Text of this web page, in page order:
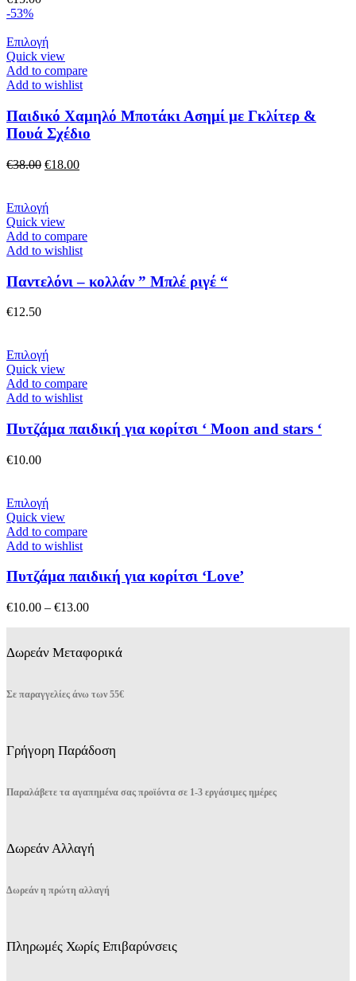
στη
σελίδα
του
προϊόντος
-53%
ΕπιλογήΑυτό
το
προϊόν
έχει
παραλλαγές.
Οι
επιλογές
να
σελίδα
του
προϊόντος
Quick view
Add to compare
Add to wishlist
Παιδικό Χαμηλό Μποτάκι Ασημί με Γκλίτερ &
Πουά Σχέδιο
€38.00 Original
€38.00.
€18.00Η
ΕπιλογήΑυτό
το
προϊόν
έχει
παραλλαγές.
Οι
στη
σελίδα
του
προϊόντος
Quick view
Add to compare
Add to wishlist
Παντελόνι – κολλάν ” Μπλέ ριγέ “
€12.50
ΕπιλογήΑυτό
το
προϊόν
έχει
παραλλαγές.
Οι
στη
σελίδα
του
προϊόντος
Quick view
Add to compare
Add to wishlist
Πυτζάμα παιδική για κορίτσι ‘ Moon and stars ‘
€10.00
ΕπιλογήΑυτό
το
προϊόν
έχει
παραλλαγές.
Οι
επιλογές
επιλεγούν
στη
του
προϊόντος
Quick view
Add to compare
Add to wishlist
Πυτζάμα παιδική για κορίτσι ‘Love’
€10.00 – €13.00Price
through
€13.00
Δωρεάν Μεταφορικά
Σε παραγγελίες άνω των 55€
Γρήγορη Παράδοση
Παραλάβετε τα αγαπημένα σας προϊόντα σε 1-3 εργάσιμες ημέρες
Δωρεάν Αλλαγή
Δωρεάν η πρώτη αλλαγή
Πληρωμές Χωρίς Επιβαρύνσεις